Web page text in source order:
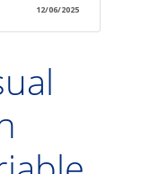
12/06/2025